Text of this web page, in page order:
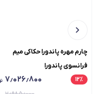
چارم مهره پاندورا حکاکی میم
فرانسوی پاندورا
۱۲٪ ۷٫۰۲۶٫۸۰۰